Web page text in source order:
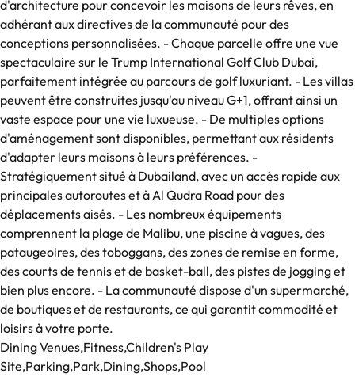
d'architecture pour concevoir les maisons de leurs rêves, en
adhérant aux directives de la communauté pour des
conceptions personnalisées. - Chaque parcelle offre une vue
spectaculaire sur le Trump International Golf Club Dubai,
parfaitement intégrée au parcours de golf luxuriant. - Les villas
peuvent être construites jusqu'au niveau G+1, offrant ainsi un
vaste espace pour une vie luxueuse. - De multiples options
d'aménagement sont disponibles, permettant aux résidents
d'adapter leurs maisons à leurs préférences. -
Stratégiquement situé à Dubailand, avec un accès rapide aux
principales autoroutes et à Al Qudra Road pour des
déplacements aisés. - Les nombreux équipements
comprennent la plage de Malibu, une piscine à vagues, des
pataugeoires, des toboggans, des zones de remise en forme,
des courts de tennis et de basket-ball, des pistes de jogging et
bien plus encore. - La communauté dispose d'un supermarché,
de boutiques et de restaurants, ce qui garantit commodité et
loisirs à votre porte.
Dining Venues,Fitness,Children's Play
Site,Parking,Park,Dining,Shops,Pool